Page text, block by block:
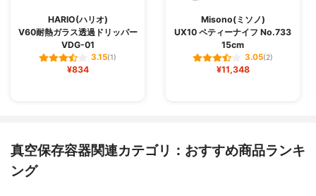
HARIO(ハリオ)
V60耐熱ガラス透過ドリッパー
VDG-01
3.15(1)
¥834
Misono(ミソノ)
UX10 ペティーナイフ No.733
15cm
3.05(2)
¥11,348
真空保存容器関連カテゴリ：おすすめ商品ランキ
ング